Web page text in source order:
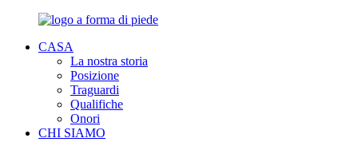
CASA
La nostra storia
Posizione
Traguardi
Qualifiche
Onori
CHI SIAMO